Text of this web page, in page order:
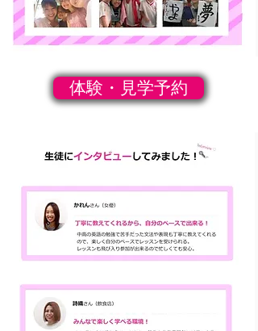
体験・見学予約